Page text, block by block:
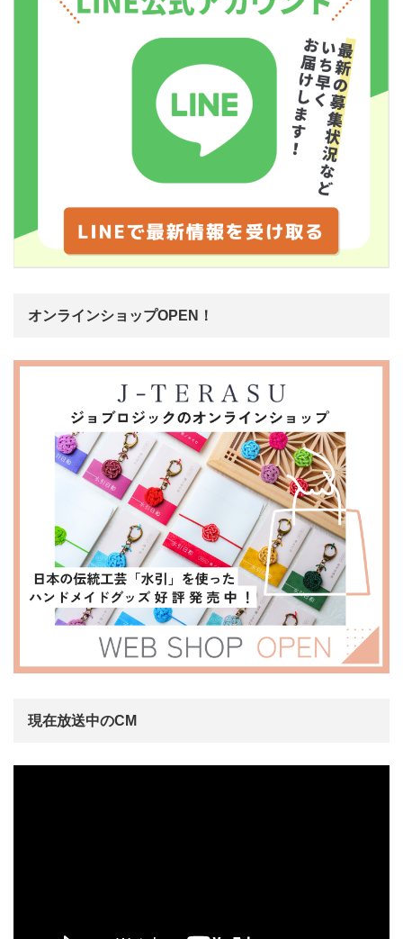
オンラインショップOPEN！
現在放送中のCM